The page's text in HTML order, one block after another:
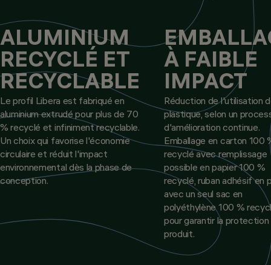
ALUMINIUM
RECYCLÉ ET
RECYCLABLE
Le profil Libera est fabriqué en
aluminium extrudé pour plus de 70
% recyclé et infiniment recyclable.
Un choix qui favorise l'économie
circulaire et réduit l'impact
environnemental dès la phase de
conception.
À FAIBLE
IMPACT
Réduction de l'utilisation
plastique, selon un
d'amélioration continue.
Emballage en carton 100
recyclé avec remplissage
possible en papier 100 %
recyclé, ruban adhésif en
avec un seul sac en
polyéthylène 100 %
pour garantir la protection
produit.